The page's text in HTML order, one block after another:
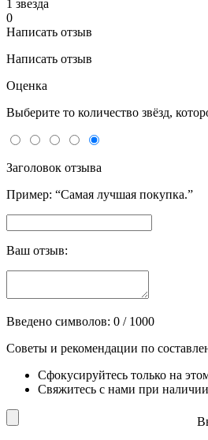
1 звeзда
0
Написать отзыв
Написать отзыв
Оценка
Выберите то количество звёзд,
Заголовок отзыва
Пример: “Самая лучшая покупка.”
Ваш отзыв:
Введено символов: 0 / 1000
Советы и рекомендации по
Сфокусируйтесь только на
Свяжитесь с нами при